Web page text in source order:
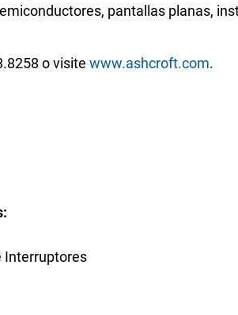
pantallas planas,
.8258o visitewww.ashcroft.com.
Interruptores